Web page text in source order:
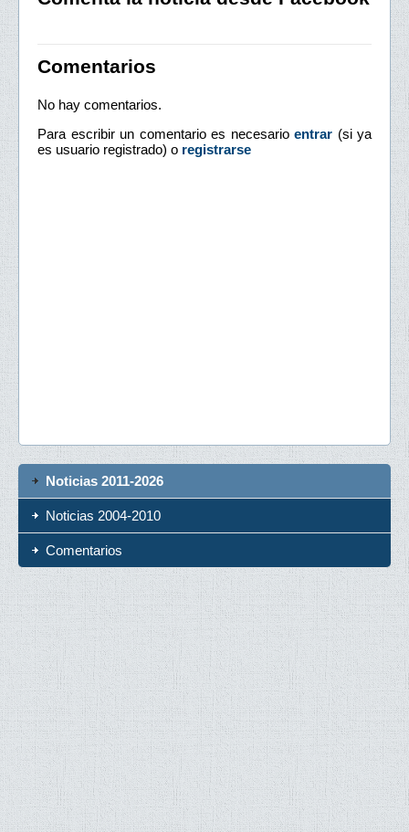
Comentarios
No hay comentarios.
Para escribir un comentario es necesario entrar (si ya
es usuario registrado) o registrarse
Noticias 2011-2026
Noticias 2004-2010
Comentarios